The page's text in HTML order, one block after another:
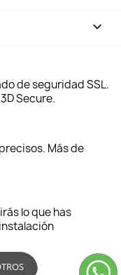

de seguridad SSL.
Secure.
Más de
lo que has